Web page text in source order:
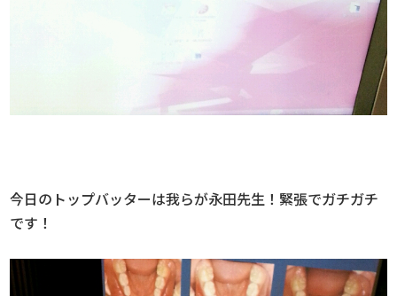
今日のトップバッターは我らが永田先生！緊張でガチガチ
です！